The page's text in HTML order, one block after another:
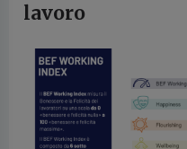
lavoro